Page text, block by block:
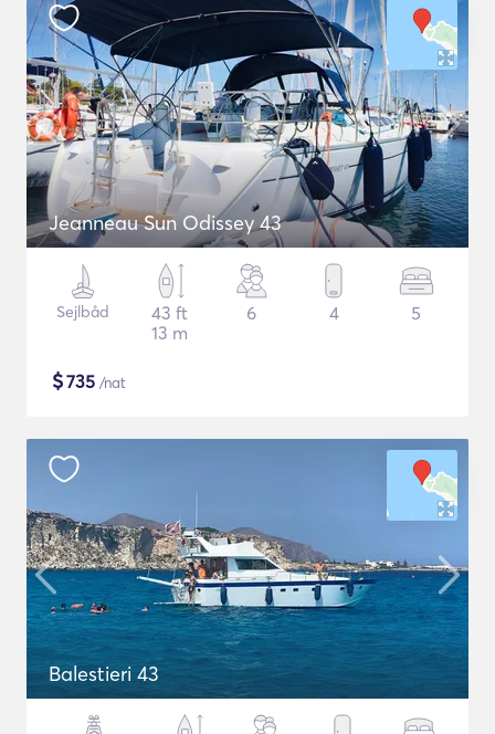
Jeanneau Sun Odissey 43
Sejlbåd
43 ft
13 m
6 4 5
$735 /nat
Balestieri 43